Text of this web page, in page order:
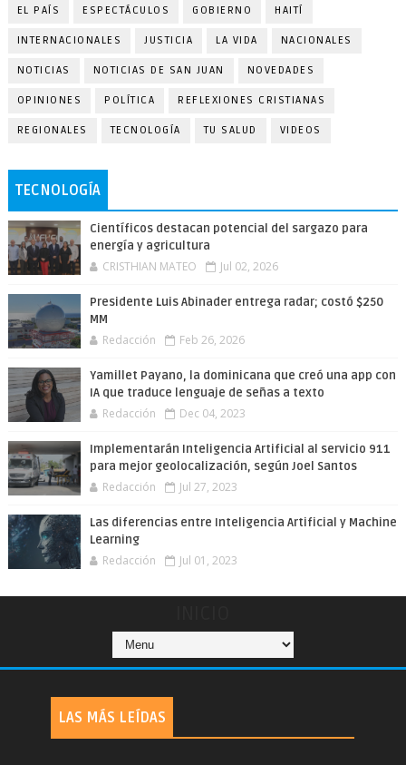
EL PAÍS ESPECTÁCULOS GOBIERNO HAITÍ
INTERNACIONALES JUSTICIA LA VIDA NACIONALES
NOTICIAS NOTICIAS DE SAN JUAN NOVEDADES
OPINIONES POLÍTICA REFLEXIONES CRISTIANAS
REGIONALES TECNOLOGÍA TU SALUD VIDEOS
TECNOLOGÍA
Científicos destacan potencial del sargazo para
energía y agricultura
CRISTHIAN MATEO Jul 02, 2026
Presidente Luis Abinader entrega radar; costó $250
MM
Redacción Feb 26, 2026
Yamillet Payano, la dominicana que creó una app con
IA que traduce lenguaje de señas a texto
Redacción Dec 04, 2023
Implementarán Inteligencia Artificial al servicio 911
para mejor geolocalización, según Joel Santos
Redacción Jul 27, 2023
Las diferencias entre Inteligencia Artificial y Machine
Learning
Redacción Jul 01, 2023
LAS MÁS LEÍDAS